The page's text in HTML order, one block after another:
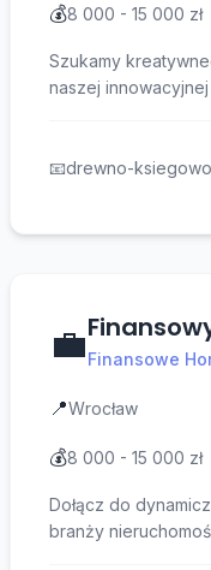
💰8 000 - 15 000 zł
Szukamy
naszej innowacyjnej
📧drewno-
💼Finansowe
📍Wrocław
💰8 000 - 15 000 zł
Dołącz do
branży